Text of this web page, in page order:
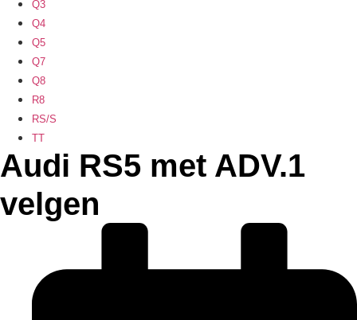
Q3
Q4
Q5
Q7
Q8
R8
RS/S
TT
Audi RS5 met ADV.1
velgen